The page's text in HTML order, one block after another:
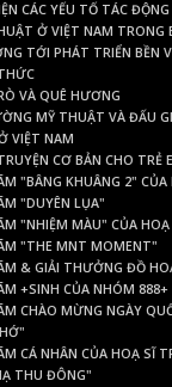
CÁC YẾU TỐ TÁC
Ở VIỆT NAM TRONG
TỚI PHÁT TRIỂN BỀN
VÀ QUÊ HƯƠNG
MỸ THUẬT VÀ ĐẤU
VIỆT NAM
CƠ BẢN CHO TRẺ
"BÂNG KHUÂNG 2"
"DUYÊN LỤA"
"NHIỆM MÀU" CỦA
"THE MNT MOMENT"
& GIẢI THƯỞNG ĐỒ
+SINH CỦA NHÓM 888+
CHÀO MỪNG NGÀY
CÁ NHÂN CỦA HOẠ SĨ
THU ĐÔNG"